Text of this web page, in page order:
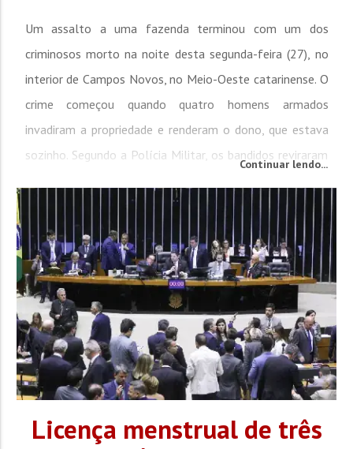
Um assalto a uma fazenda terminou com um dos
criminosos morto na noite desta segunda-feira (27), no
interior de Campos Novos, no Meio-Oeste catarinense. O
crime começou quando quatro homens armados
invadiram a propriedade e renderam o dono, que estava
sozinho. Segundo a Polícia Militar, os bandidos reviraram
cofre. Ao tentar fugir, foram surpreendidos pelo filho da
vítima, que reagiu e disparou contra o...
Continuar lendo...
Licença menstrual de três